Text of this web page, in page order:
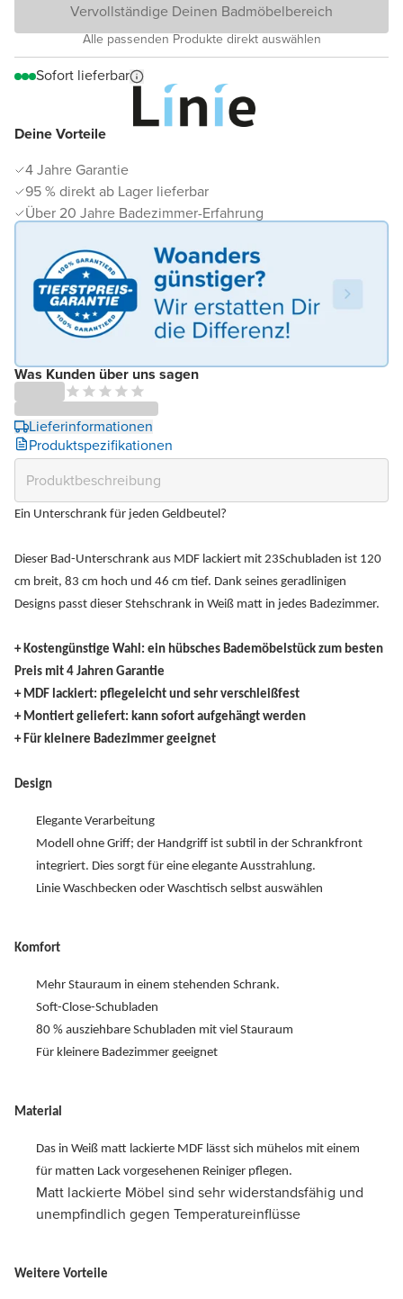
Deine Vorteile
4 Jahre Garantie
95 % direkt ab Lager lieferbar
Über 20 Jahre Badezimmer-Erfahrung
Was Kunden über uns sagen
Lieferinformationen
Produktspezifikationen
Vervollständige Deinen Badmöbelbereich
Alle passenden Produkte direkt auswählen
Sofort lieferbar
Ein Unterschrank für jeden Geldbeutel?
Dieser Bad-Unterschrank aus MDF lackiert mit 23Schubladen ist 120
cm breit, 83 cm hoch und 46 cm tief. Dank seines geradlinigen
Designs passt dieser Stehschrank in Weiß matt in jedes Badezimmer.
+ Kostengünstige Wahl: ein hübsches Bademöbelstück zum besten
Preis mit 4 Jahren Garantie
+ MDF lackiert: pflegeleicht und sehr verschleißfest
+ Montiert geliefert: kann sofort aufgehängt werden
+ Für kleinere Badezimmer geeignet
Design
Elegante Verarbeitung
Modell ohne Griff; der Handgriff ist subtil in der Schrankfront
integriert. Dies sorgt für eine elegante Ausstrahlung.
Linie Waschbecken oder Waschtisch selbst auswählen
Komfort
Mehr Stauraum in einem stehenden Schrank.
Soft-Close-Schubladen
80 % ausziehbare Schubladen mit viel Stauraum
Für kleinere Badezimmer geeignet
Material
Das in Weiß matt lackierte MDF lässt sich mühelos mit einem
für matten Lack vorgesehenen Reiniger pflegen.
Matt lackierte Möbel sind sehr widerstandsfähig und
unempfindlich gegen Temperatureinflüsse
Weitere Vorteile